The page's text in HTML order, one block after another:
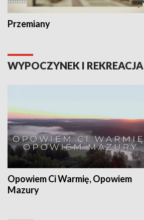
Przemiany
WYPOCZYNEK I REKREACJA
Opowiem Ci Warmię, Opowiem
Mazury